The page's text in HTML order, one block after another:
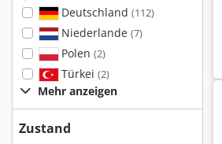
Deutschland (112)
Niederlande (7)
Polen (2)
Türkei (2)
Mehr anzeigen
Zustand